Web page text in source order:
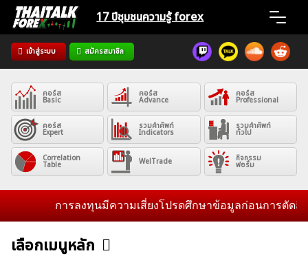
Skip
content
17 ปีชุมชนความรู้ forex
เข้าสู่ระบบ สมัครสมาชิก
Home
News
Articles
VPS Register
คอร์ส
Basic
คอร์ส
Advance
คอร์ส
Professional
คอร์ส
Expert
รวมคำศัพท์
Indicators
รวมคำศัพท์
ทั่วไป
Correlation
Table WelTrade กิจกรรม
ฟอรั่ม
การลงทุนมีความเสี่ยงโปรดศึกษาข้อมูลก่อนการตัดสินใจ
เลือกเมนูหลัก